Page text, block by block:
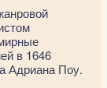
в 1646
Адриана Поу.